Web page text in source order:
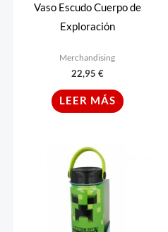
Vaso Escudo Cuerpo de
Exploración
Merchandising
22,95 €
LEER MÁS